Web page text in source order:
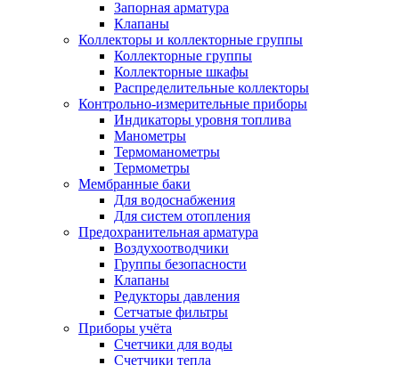
Запорная арматура
Клапаны
Коллекторы и коллекторные группы
Коллекторные группы
Коллекторные шкафы
Распределительные коллекторы
Контрольно-измерительные приборы
Индикаторы уровня топлива
Манометры
Термоманометры
Термометры
Мембранные баки
Для водоснабжения
Для систем отопления
Предохранительная арматура
Воздухоотводчики
Группы безопасности
Клапаны
Редукторы давления
Сетчатые фильтры
Приборы учёта
Счетчики для воды
Счетчики тепла